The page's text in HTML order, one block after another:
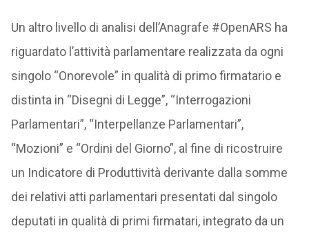
Un altro livello di analisi dell’Anagrafe #OpenARS ha
riguardato l’attività parlamentare realizzata da ogni
singolo “Onorevole” in qualità di primo firmatario e
distinta in “Disegni di Legge”, “Interrogazioni
Parlamentari”, “Interpellanze Parlamentari”,
“Mozioni” e “Ordini del Giorno”, al fine di ricostruire
un Indicatore di Produttività derivante dalla somme
dei relativi atti parlamentari presentati dal singolo
deputati in qualità di primi firmatari, integrato da un